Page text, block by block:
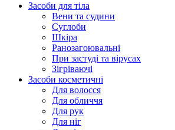
Засоби для тіла
Вени та судини
Суглоби
Шкіра
Ранозагоювальні
При застуді та вірусах
Зігріваючі
Засоби косметичні
Для волосся
Для обличчя
Для рук
Для ніг